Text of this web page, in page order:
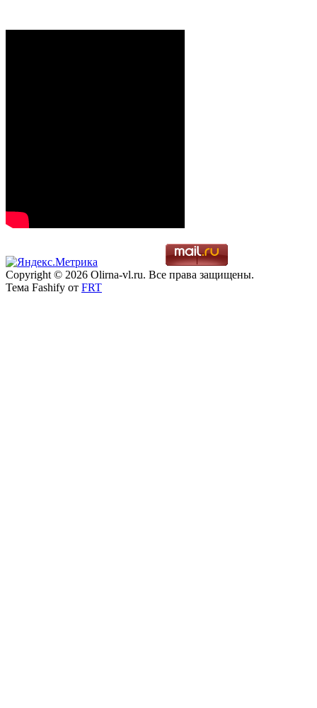
Copyright © 2026 Olirna-vl.ru. Все права защищены.
Тема Fashify от FRT